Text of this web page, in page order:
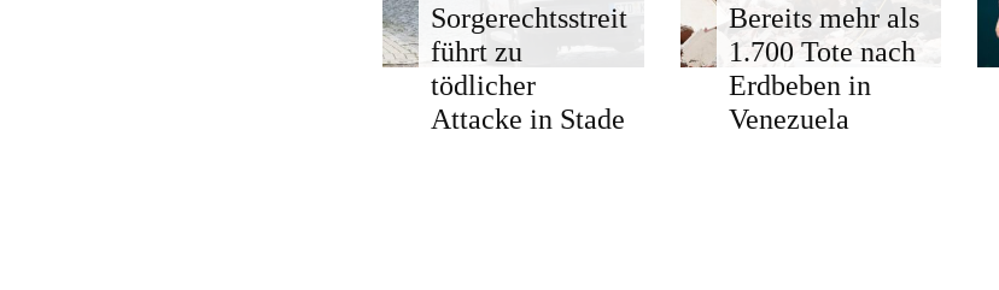
Sorgerechtsstreit
führt zu
tödlicher
Attacke in Stade
Bereits mehr als
1.700 Tote nach
Erdbeben in
Venezuela